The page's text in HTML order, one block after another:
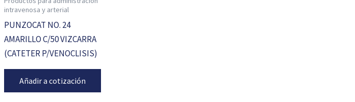
intravenosa y arterial
PUNZOCAT NO. 24
AMARILLO C/50 VIZCARRA
(CATETER P/VENOCLISIS)
Añadir a cotización